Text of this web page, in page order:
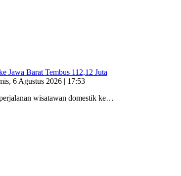
Jawa Barat Tembus 112,12 Juta
6 Agustus 2026 | 17:53
wisatawan domestik ke…